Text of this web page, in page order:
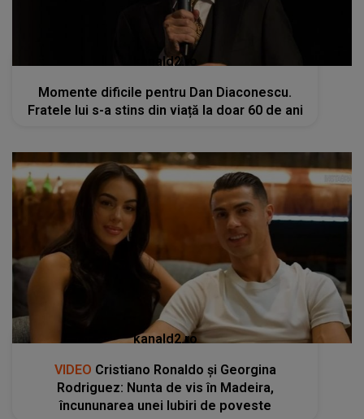
kanald2.ro
Momente dificile pentru Dan Diaconescu.
Fratele lui s-a stins din viață la doar 60 de ani
kanald2.ro
VIDEO Cristiano Ronaldo și Georgina
Rodriguez: Nunta de vis în Madeira,
încununarea unei Iubiri de poveste